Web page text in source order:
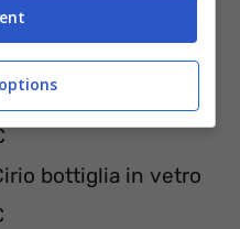
qualche esempio:
Parmacotto 2 conf.
bottiglia in vetro